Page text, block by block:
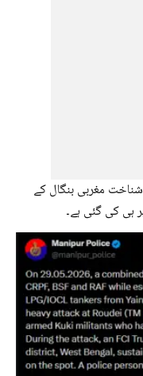
مغربی بنگال کے
ہی کی گئی ہے۔